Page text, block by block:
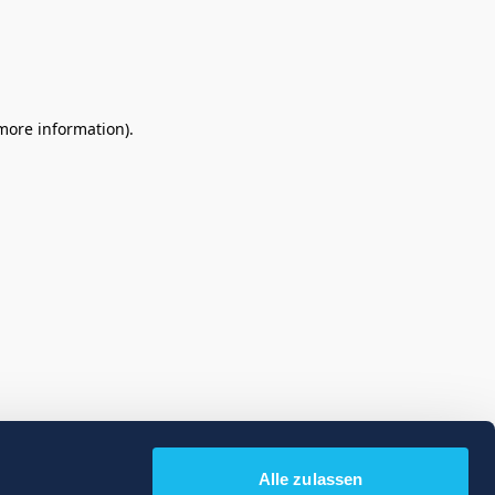
Alle zulassen
information).